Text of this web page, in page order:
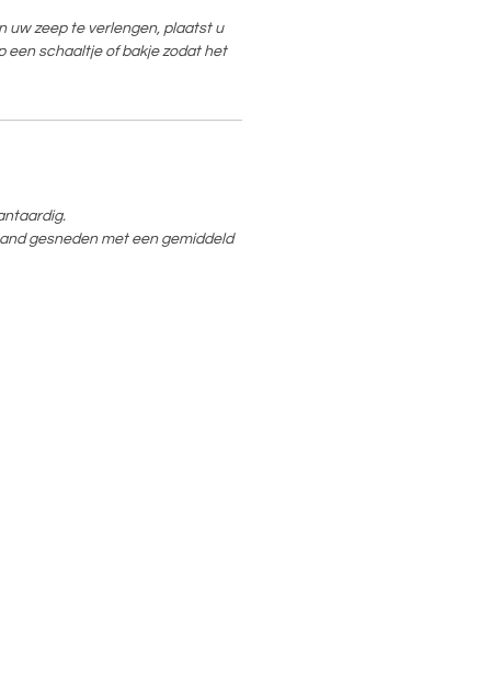
uw zeep te verlengen, plaatst u
een schaaltje of bakje zodat het
gesneden met een gemiddeld